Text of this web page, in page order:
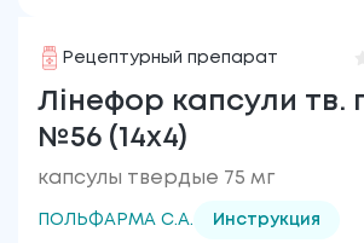
Рецептурный препарат
Лінефор капсули тв.
№56 (14х4)
капсулы твердые 75 мг
ПОЛЬФАРМА С.А. Инструкция